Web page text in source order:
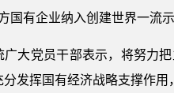
国有企业纳入创建世界一流
广大党员干部表示，将努力
发挥国有经济战略支撑作用